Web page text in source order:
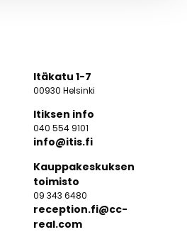
Itäkatu 1-7
00930 Helsinki
Itiksen info
040 554 9101
info@itis.fi
Kauppakeskuksen
toimisto
09 343 6480
reception.fi@cc-
real.com